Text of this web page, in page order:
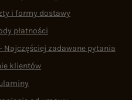
i formy dostawy
płatności
- Najczęściej zadawane pytania
klientów